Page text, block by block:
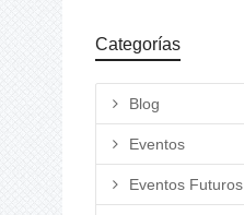
Categorías
Blog
Eventos
Eventos Futuros